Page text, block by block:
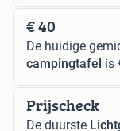
€ 40
De huidige
campingtafel is
Prijscheck
De duurste